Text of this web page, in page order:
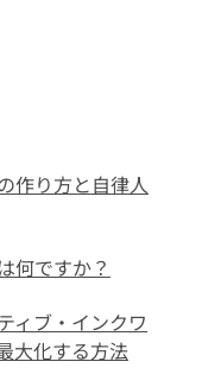
作り方と自律人
何ですか？
ィブ・インクワ
大化する方法